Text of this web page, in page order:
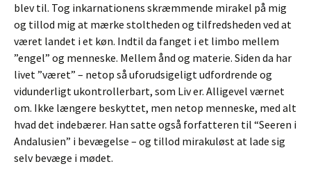
blev til. Tog inkarnationens skræmmende mirakel på mig
og tillod mig at mærke stoltheden og tilfredsheden ved at
været landet i et køn. Indtil da fanget i et limbo mellem
”engel” og menneske. Mellem ånd og materie. Siden da har
livet ”været” – netop så uforudsigeligt udfordrende og
vidunderligt ukontrollerbart, som Liv er. Alligevel værnet
om. Ikke længere beskyttet, men netop menneske, med alt
hvad det indebærer. Han satte også forfatteren til “Seeren i
Andalusien” i bevægelse – og tillod mirakuløst at lade sig
selv bevæge i mødet.